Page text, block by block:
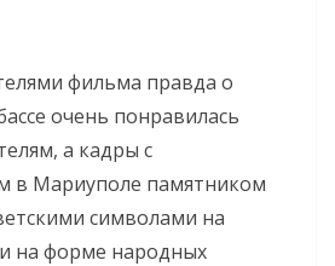
фильма правда о
очень понравилась
а кадры с
в Мариуполе памятником
символами на
на форме народных